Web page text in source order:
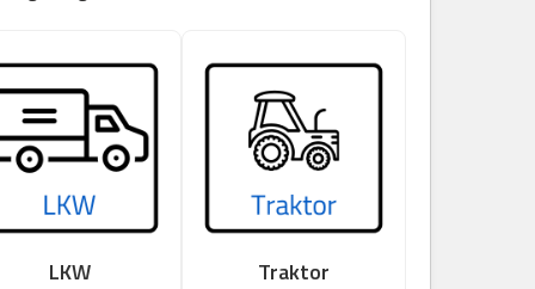
LKW Traktor